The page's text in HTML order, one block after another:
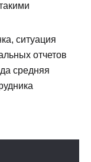
ситуация
отчетов
средняя